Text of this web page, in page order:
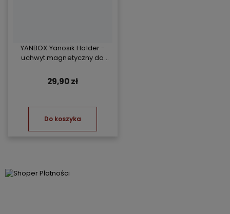
YANBOX Yanosik Holder -
uchwyt magnetyczny do
telefonu
29,90 zł
Do koszyka